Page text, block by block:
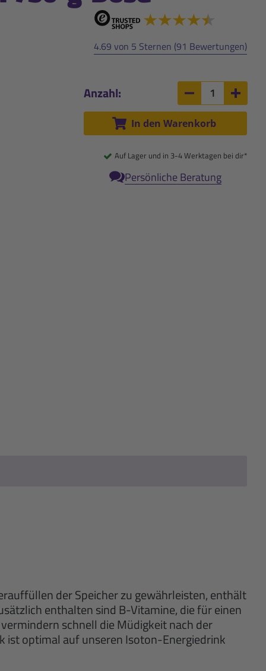
4.69 von 5 Sternen (91 Bewertungen)
Anzahl: Anzahl um 1
In den Warenkorb
Auf Lager und in 3-4 Werktagen bei dir*
Persönliche Beratung
der Speicher zu gewährleisten, enthält
enthalten sind B-Vitamine, die für einen
schnell die Müdigkeit nach der
ist optimal auf unseren Isoton-Energiedrink